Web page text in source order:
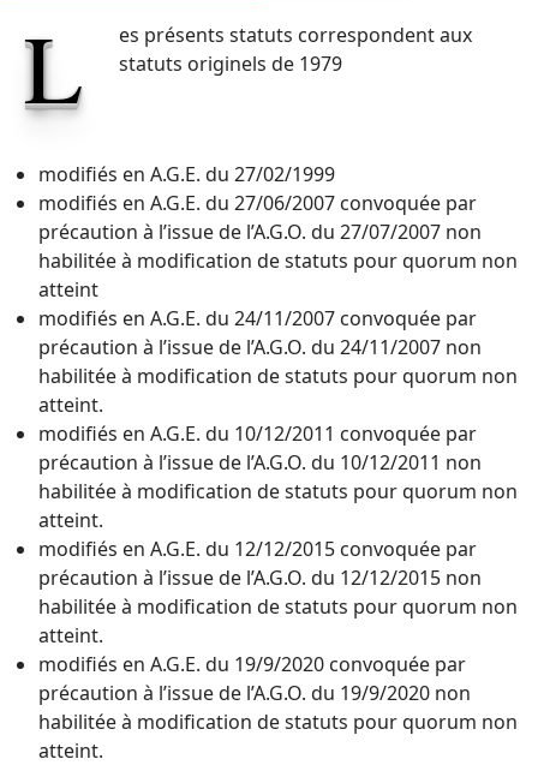
L
es présents statuts correspondent aux
statuts originels de 1979
modifiés en A.G.E. du 27/02/1999
modifiés en A.G.E. du 27/06/2007 convoquée par
précaution à l’issue de l’A.G.O. du 27/07/2007 non
habilitée à modification de statuts pour quorum non
atteint
modifiés en A.G.E. du 24/11/2007 convoquée par
précaution à l’issue de l’A.G.O. du 24/11/2007 non
habilitée à modification de statuts pour quorum non
atteint.
modifiés en A.G.E. du 10/12/2011 convoquée par
précaution à l’issue de l’A.G.O. du 10/12/2011 non
habilitée à modification de statuts pour quorum non
atteint.
modifiés en A.G.E. du 12/12/2015 convoquée par
précaution à l’issue de l’A.G.O. du 12/12/2015 non
habilitée à modification de statuts pour quorum non
atteint.
modifiés en A.G.E. du 19/9/2020 convoquée par
précaution à l’issue de l’A.G.O. du 19/9/2020 non
habilitée à modification de statuts pour quorum non
atteint.